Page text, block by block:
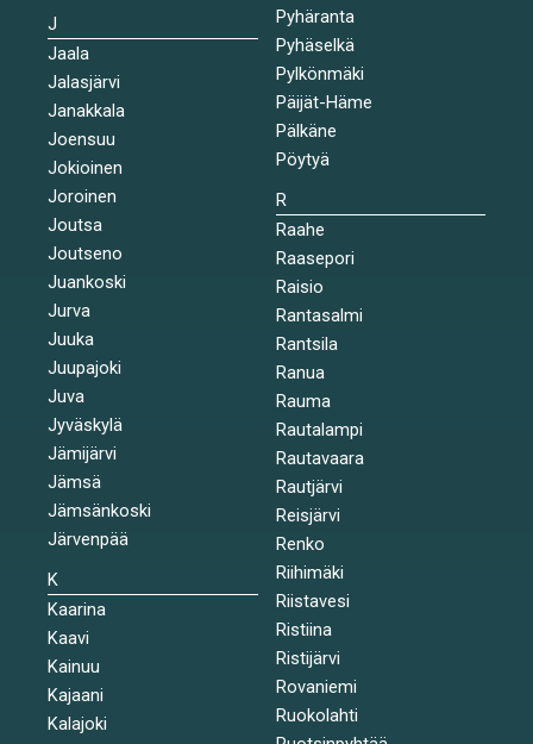
J
Jaala
Jalasjärvi
Janakkala
Joensuu
Jokioinen
Joroinen
Joutsa
Joutseno
Juankoski
Jurva
Juuka
Juupajoki
Juva
Jyväskylä
Jämijärvi
Jämsä
Jämsänkoski
Järvenpää
K
Kaarina
Kaavi
Kainuu
Kajaani
Kalajoki
Pyhäranta
Pyhäselkä
Pylkönmäki
Päijät-Häme
Pälkäne
Pöytyä
R
Raahe
Raasepori
Raisio
Rantasalmi
Rantsila
Ranua
Rauma
Rautalampi
Rautavaara
Rautjärvi
Reisjärvi
Renko
Riihimäki
Riistavesi
Ristiina
Ristijärvi
Rovaniemi
Ruokolahti